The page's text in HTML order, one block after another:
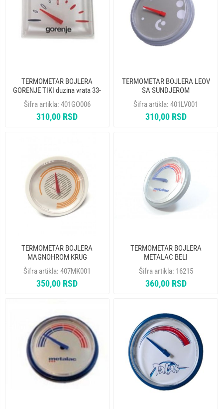
TERMOMETAR BOJLERA
GORENJE TIKI duzina vrata 33-
47mm BT-218CA6 zamena za
401GO002
Šifra artikla: 401GO006
310,00 RSD
TERMOMETAR BOJLERA LEOV
SA SUNDJEROM
Šifra artikla:401LV001
310,00 RSD
TERMOMETAR BOJLERA
MAGNOHROM KRUG
Šifra artikla:407MK001
350,00 RSD
TERMOMETAR BOJLERA
METALAC BELI
Šifra artikla: 16215
360,00 RSD